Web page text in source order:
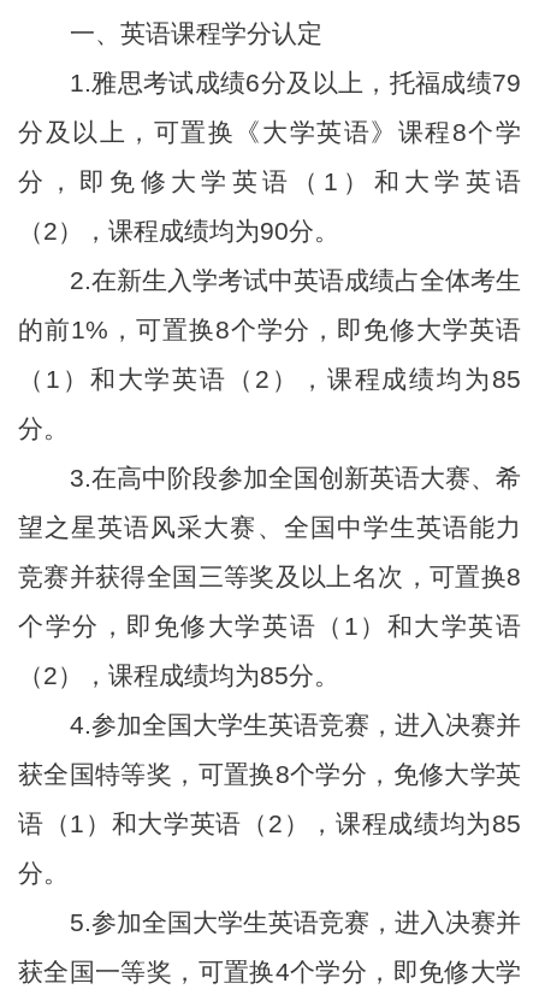
一、英语课程学分认定
1.雅思考试成绩6分及以上，托福成绩79
分及以上，可置换《大学英语》课程8个学
分，即免修大学英语（1）和大学英语
（2），课程成绩均为90分。
2.在新生入学考试中英语成绩占全体考生
的前1%，可置换8个学分，即免修大学英语
（1）和大学英语（2），课程成绩均为85
分。
3.在高中阶段参加全国创新英语大赛、希
望之星英语风采大赛、全国中学生英语能力
竞赛并获得全国三等奖及以上名次，可置换8
个学分，即免修大学英语（1）和大学英语
（2），课程成绩均为85分。
4.参加全国大学生英语竞赛，进入决赛并
获全国特等奖，可置换8个学分，免修大学英
语（1）和大学英语（2），课程成绩均为85
分。
5.参加全国大学生英语竞赛，进入决赛并
获全国一等奖，可置换4个学分，即免修大学